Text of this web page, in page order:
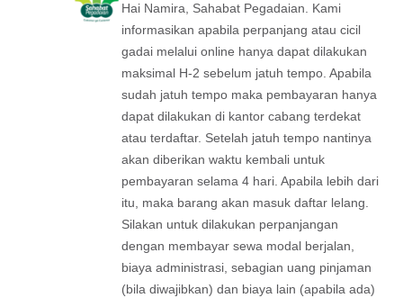
Hai Namira, Sahabat Pegadaian. Kami
informasikan apabila perpanjang atau cicil
gadai melalui online hanya dapat dilakukan
maksimal H-2 sebelum jatuh tempo. Apabila
sudah jatuh tempo maka pembayaran hanya
dapat dilakukan di kantor cabang terdekat
atau terdaftar. Setelah jatuh tempo nantinya
akan diberikan waktu kembali untuk
pembayaran selama 4 hari. Apabila lebih dari
itu, maka barang akan masuk daftar lelang.
Silakan untuk dilakukan perpanjangan
dengan membayar sewa modal berjalan,
biaya administrasi, sebagian uang pinjaman
(bila diwajibkan) dan biaya lain (apabila ada)